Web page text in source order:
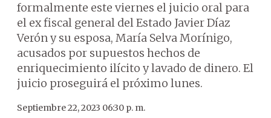
formalmente este viernes el juicio oral para
el ex fiscal general del Estado Javier Díaz
Verón y su esposa, María Selva Morínigo,
acusados por supuestos hechos de
enriquecimiento ilícito y lavado de dinero. El
juicio proseguirá el próximo lunes.
Septiembre 22, 2023 06:30 p. m.